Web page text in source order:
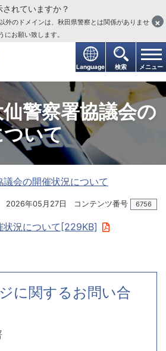
Language 検索 メニュー
れていますか？
外のドメインは、秋田県警察とは関係がありませ
にお願い致します。
×
警察署協議会の
いて
会の開催状況について
2026年05月27日 コンテンツ番号 6756
状況について[229KB]
に関するお問い合